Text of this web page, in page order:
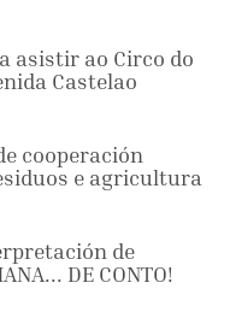
asistir ao Circo do
Castelao
cooperación
e agricultura
de
DE CONTO!